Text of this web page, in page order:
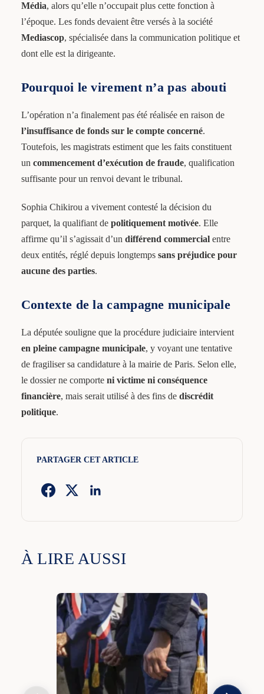
Média, alors qu’elle n’occupait plus cette fonction à
l’époque. Les fonds devaient être versés à la société
Mediascop, spécialisée dans la communication politique et
dont elle est la dirigeante.
Pourquoi le virement n’a pas abouti
L’opération n’a finalement pas été réalisée en raison de
l’insuffisance de fonds sur le compte concerné.
Toutefois, les magistrats estiment que les faits constituent
un commencement d’exécution de fraude, qualification
suffisante pour un renvoi devant le tribunal.
Sophia Chikirou a vivement contesté la décision du
parquet, la qualifiant de politiquement motivée. Elle
affirme qu’il s’agissait d’un différend commercialentre
deux entités, réglé depuis longtemps sans préjudice pour
aucune des parties.
Contexte de la campagne municipale
La députée souligne que la procédure judiciaire intervient
en pleine campagne municipale, y voyant une tentative
de fragiliser sa candidature à la mairie de Paris. Selon elle,
le dossier ne comporte ni victime ni conséquence
financière, mais serait utilisé à des fins de discrédit
politique.
PARTAGER CET ARTICLE
À LIRE AUSSI